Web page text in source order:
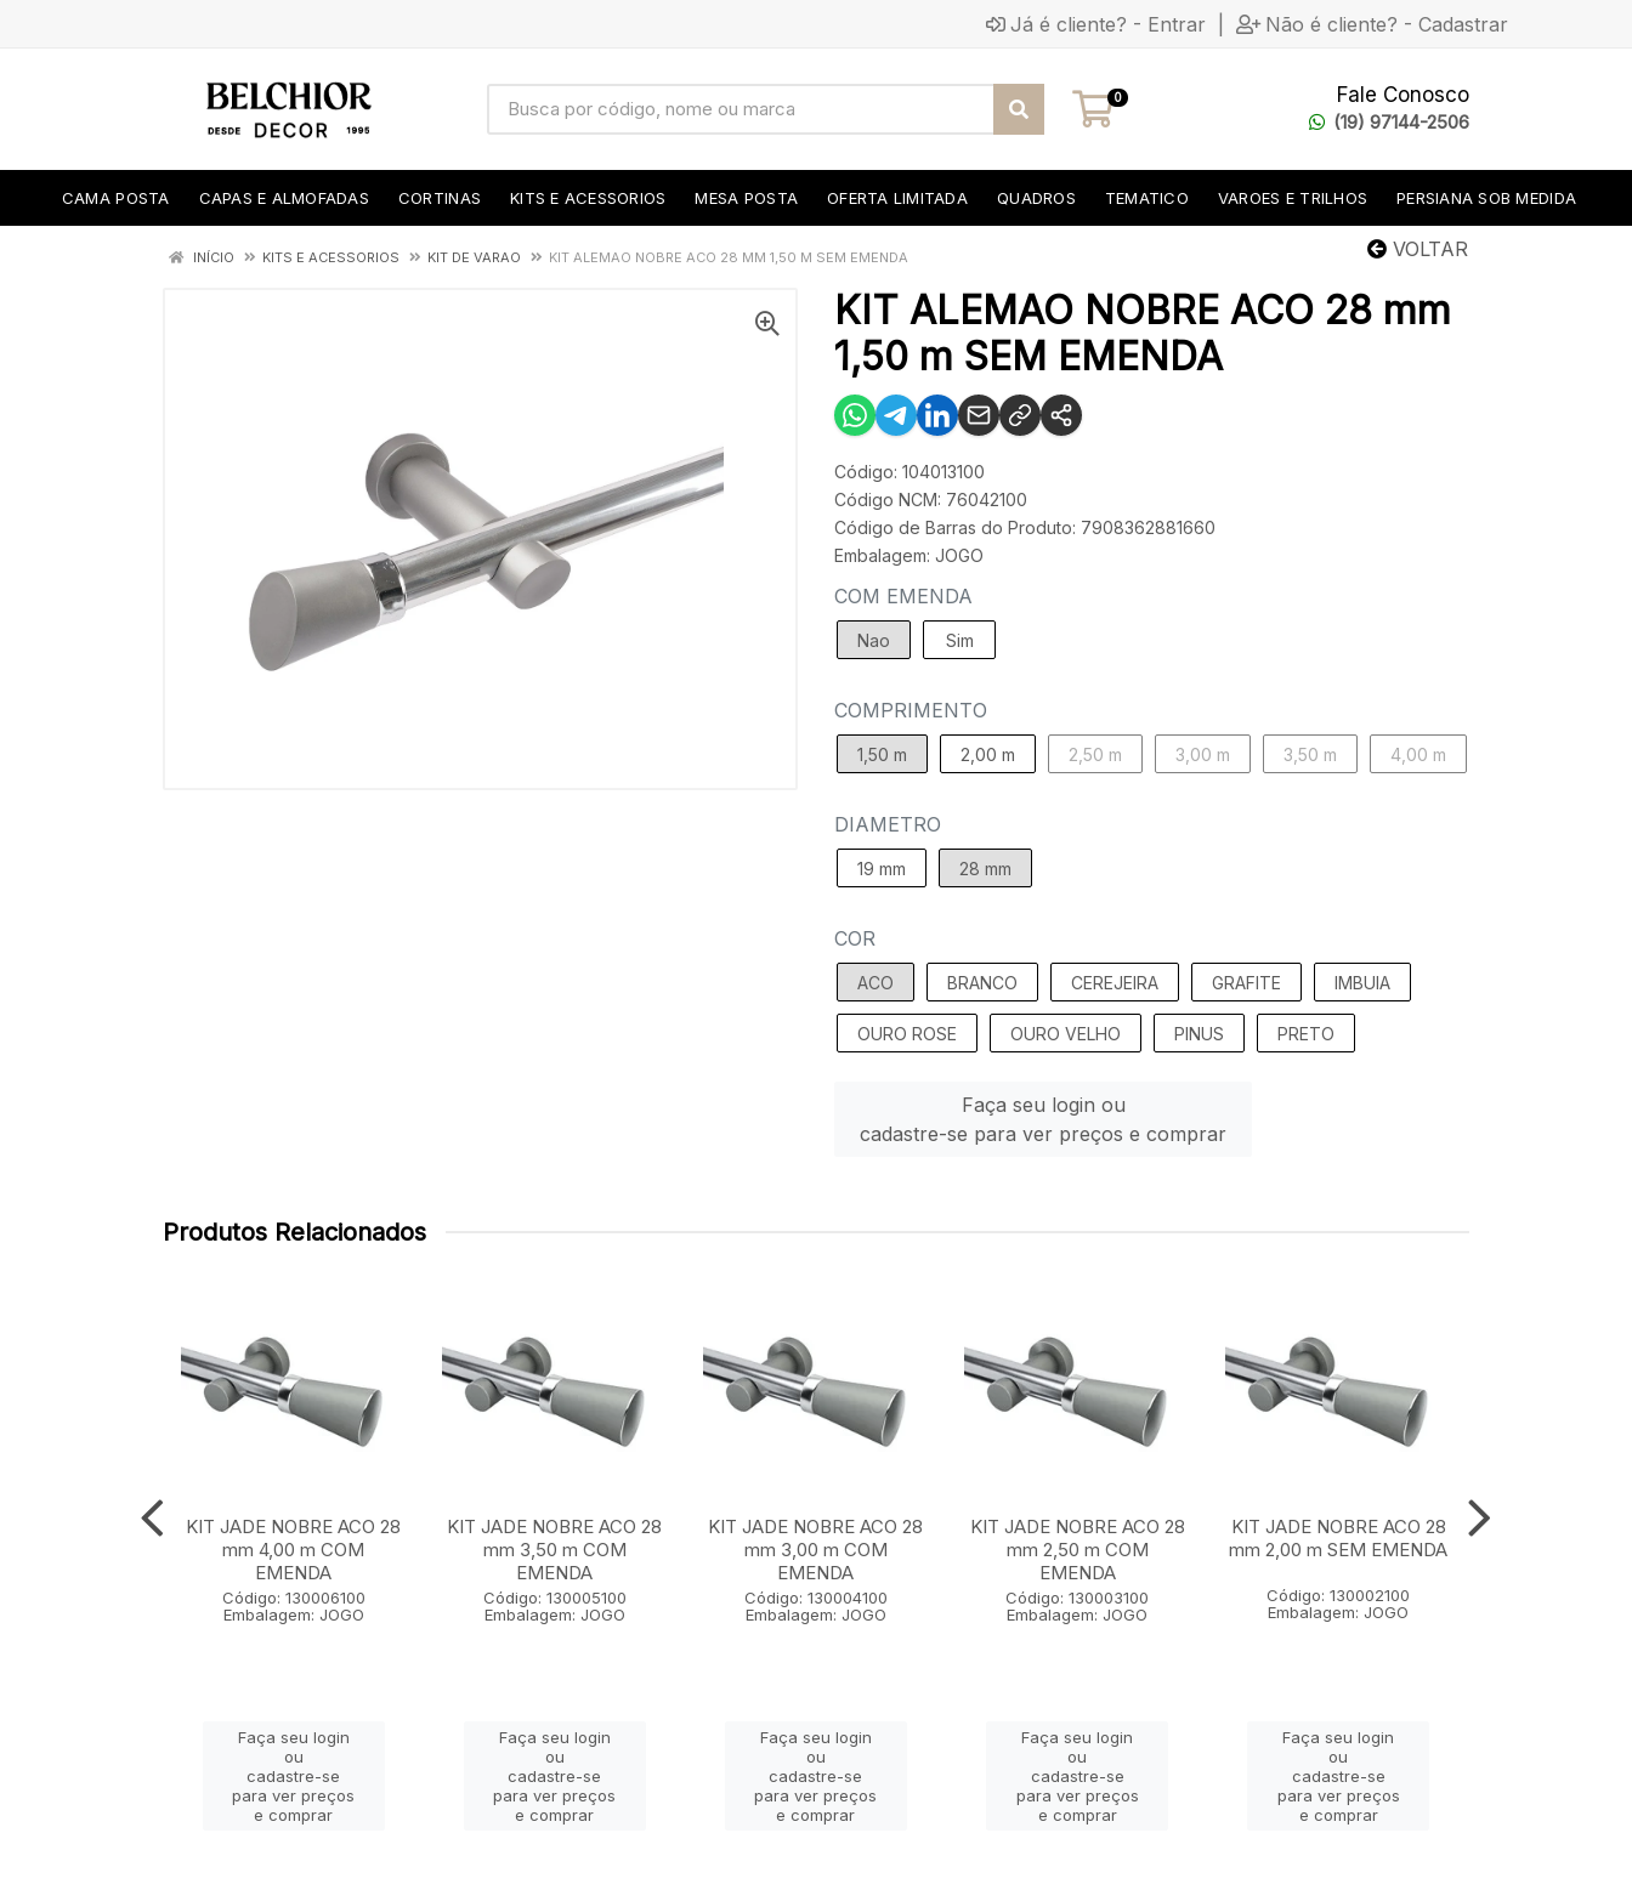
Já é cliente? - Entrar Não é cliente? - Cadastrar
0 Fale Conosco
(19) 97144-2506
CAMA POSTA CAPAS E ALMOFADAS CORTINAS KITS E ACESSORIOS MESA POSTA OFERTA LIMITADA QUADROS TEMATICO VAROES E TRILHOS PERSIANA SOB MEDIDA
VOLTAR
INÍCIO KITS E ACESSORIOS KIT DE VARAO KIT ALEMAO NOBRE ACO 28 MM 1,50 M SEM EMENDA
KIT ALEMAO NOBRE ACO 28 mm
1,50 m SEM EMENDA
Código: 104013100
Código NCM: 76042100
Código de Barras do Produto: 7908362881660
Embalagem: JOGO
COM EMENDA
Nao Sim
COMPRIMENTO
1,50 m 2,00 m 2,50 m 3,00 m 3,50 m 4,00 m
DIAMETRO
19 mm 28 mm
COR
ACO BRANCO CEREJEIRA GRAFITE IMBUIA
OURO ROSE OURO VELHO PINUS PRETO
Faça seu login ou
cadastre-se para ver preços e comprar
Produtos Relacionados
KIT JADE NOBRE ACO 28
mm 4,00 m COM
EMENDA
Código: 130006100
Embalagem: JOGO
Faça seu login
ou
cadastre-se
para ver preços
e comprar
KIT JADE NOBRE ACO 28
mm 3,50 m COM
EMENDA
Código: 130005100
Embalagem: JOGO
Faça seu login
ou
cadastre-se
para ver preços
e comprar
KIT JADE NOBRE ACO 28
mm 3,00 m COM
EMENDA
Código: 130004100
Embalagem: JOGO
Faça seu login
ou
cadastre-se
para ver preços
e comprar
KIT JADE NOBRE ACO 28
mm 2,50 m COM
EMENDA
Código: 130003100
Embalagem: JOGO
Faça seu login
ou
cadastre-se
para ver preços
e comprar
KIT JADE NOBRE ACO 28
mm 2,00 m SEM EMENDA
Código: 130002100
Embalagem: JOGO
Faça seu login
ou
cadastre-se
para ver preços
e comprar